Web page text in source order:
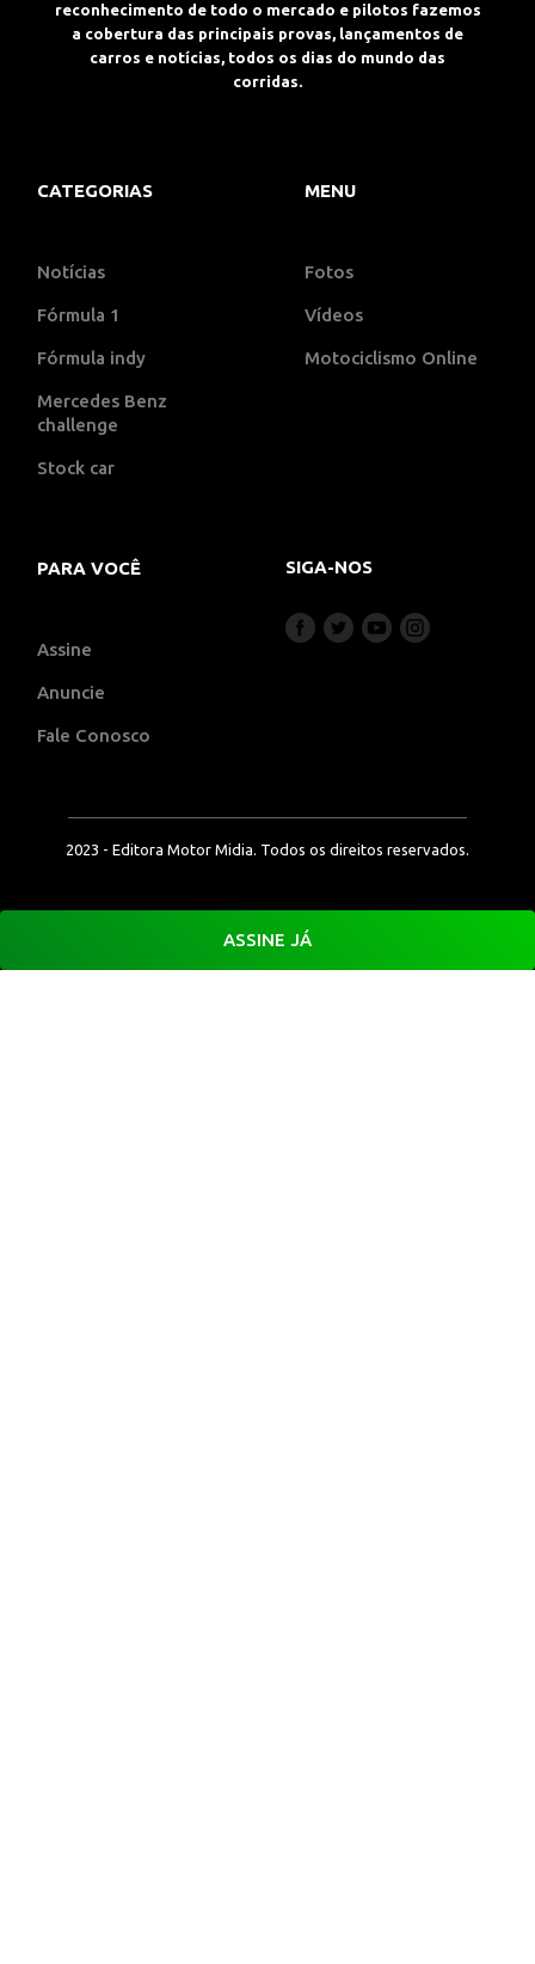
reconhecimento de todo o mercado e pilotos fazemos
a cobertura das principais provas, lançamentos de
carros e notícias, todos os dias do mundo das
corridas.
CATEGORIAS
Notícias
Fórmula 1
Fórmula indy
Mercedes Benz
challenge
Stock car
MENU
Fotos
Vídeos
Motociclismo Online
PARA VOCÊ
Assine
Anuncie
Fale Conosco
SIGA-NOS
2023 - Editora Motor Midia. Todos os direitos reservados.
ASSINE JÁ